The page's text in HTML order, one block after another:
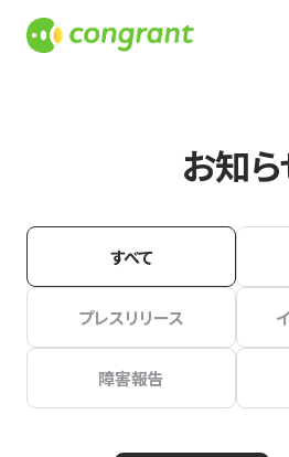
お知
すべて
プレスリリース
障害報告